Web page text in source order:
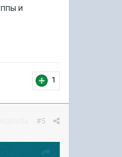
и
1
#5